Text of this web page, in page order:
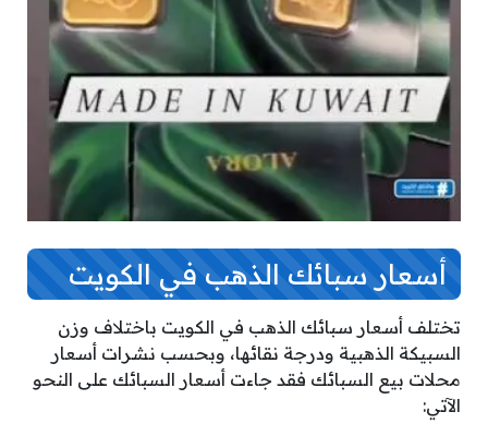
أسعار سبائك الذهب في الكويت
تختلف أسعار سبائك الذهب في الكويت باختلاف وزن
السبيكة الذهبية ودرجة نقائها، وبحسب نشرات أسعار
محلات بيع السبائك فقد جاءت أسعار السبائك على النحو
الآتي: